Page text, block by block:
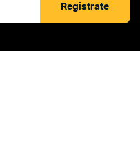
Registrate